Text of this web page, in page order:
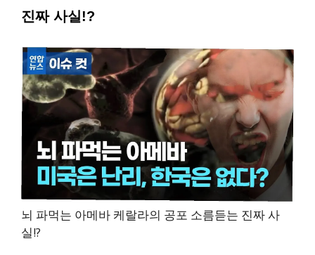
진짜 사실!?
뇌 파먹는 아메바 케랄라의 공포 소름듣는 진짜 사
실!?